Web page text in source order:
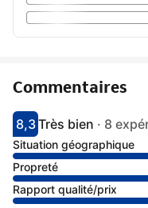
Commentaires
Avec une note de 8.3
8,3
très bienTrès bien · 8
Situation géographique
Propreté
Rapport qualité/prix